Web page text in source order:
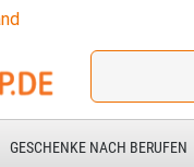
Ich
für:
GESCHENKE NACH BERUFEN